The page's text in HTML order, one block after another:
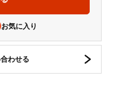
わせる